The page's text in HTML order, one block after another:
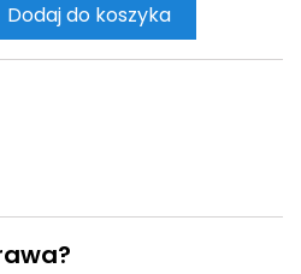
Dodaj do koszyka